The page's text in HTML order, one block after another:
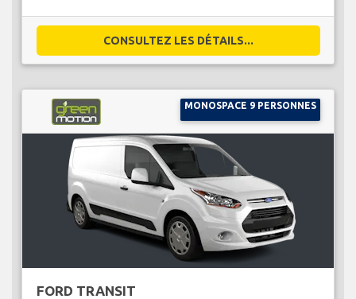
CONSULTEZ LES DÉTAILS...
MONOSPACE 9 PERSONNES
FORD TRANSIT